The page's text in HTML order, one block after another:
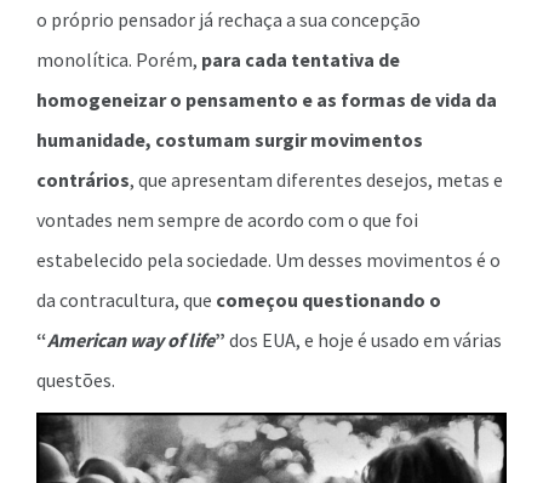
o próprio pensador já rechaça a sua concepção
monolítica. Porém, para cada tentativa de
homogeneizar o pensamento e as formas de vida da
humanidade, costumam surgir movimentos
contrários, que apresentam diferentes desejos, metas e
vontades nem sempre de acordo com o que foi
estabelecido pela sociedade. Um desses movimentos é o
da contracultura, que começou questionando o
“American way of life” dos EUA, e hoje é usado em várias
questões.